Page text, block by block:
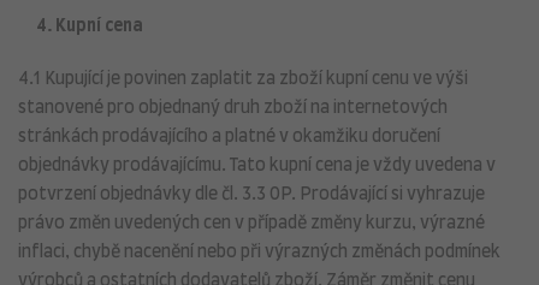
4. Kupní cena
4.1 Kupující je povinen zaplatit za zboží kupní cenu ve výši
stanovené pro objednaný druh zboží na internetových
stránkách prodávajícího a platné v okamžiku doručení
objednávky prodávajícímu. Tato kupní cena je vždy uvedena v
potvrzení objednávky dle čl. 3.3 OP. Prodávající si vyhrazuje
právo změn uvedených cen v případě změny kurzu, výrazné
inflaci, chybě nacenění nebo při výrazných změnách podmínek
výrobců a ostatních dodavatelů zboží. Záměr změnit cenu